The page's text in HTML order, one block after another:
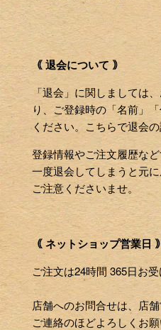
｟ 退会について ｠
「退会」に関しましては
り、ご登録時の「名前」
ください。こちらで退会
登録情報やご注文履歴など
一度退会してしまうと元に
ご注意くださいませ。
｟ ネットショップ営業日 ｠
ご注文は24時間 365日お
店舗へのお問合せは、店
ご連絡のほどよろしくお